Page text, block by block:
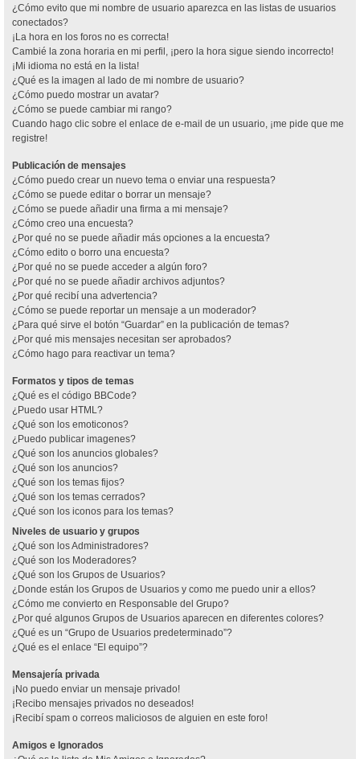
¿Cómo evito que mi nombre de usuario aparezca en las listas de usuarios
conectados?
¡La hora en los foros no es correcta!
Cambié la zona horaria en mi perfil, ¡pero la hora sigue siendo incorrecto!
¡Mi idioma no está en la lista!
¿Qué es la imagen al lado de mi nombre de usuario?
¿Cómo puedo mostrar un avatar?
¿Cómo se puede cambiar mi rango?
Cuando hago clic sobre el enlace de e-mail de un usuario, ¡me pide que me
registre!
Publicación de mensajes
¿Cómo puedo crear un nuevo tema o enviar una respuesta?
¿Cómo se puede editar o borrar un mensaje?
¿Cómo se puede añadir una firma a mi mensaje?
¿Cómo creo una encuesta?
¿Por qué no se puede añadir más opciones a la encuesta?
¿Cómo edito o borro una encuesta?
¿Por qué no se puede acceder a algún foro?
¿Por qué no se puede añadir archivos adjuntos?
¿Por qué recibí una advertencia?
¿Cómo se puede reportar un mensaje a un moderador?
¿Para qué sirve el botón “Guardar” en la publicación de temas?
¿Por qué mis mensajes necesitan ser aprobados?
¿Cómo hago para reactivar un tema?
Formatos y tipos de temas
¿Qué es el código BBCode?
¿Puedo usar HTML?
¿Qué son los emoticonos?
¿Puedo publicar imagenes?
¿Qué son los anuncios globales?
¿Qué son los anuncios?
¿Qué son los temas fijos?
¿Qué son los temas cerrados?
¿Qué son los iconos para los temas?
Niveles de usuario y grupos
¿Qué son los Administradores?
¿Qué son los Moderadores?
¿Qué son los Grupos de Usuarios?
¿Donde están los Grupos de Usuarios y como me puedo unir a ellos?
¿Cómo me convierto en Responsable del Grupo?
¿Por qué algunos Grupos de Usuarios aparecen en diferentes colores?
¿Qué es un “Grupo de Usuarios predeterminado”?
¿Qué es el enlace “El equipo”?
Mensajería privada
¡No puedo enviar un mensaje privado!
¡Recibo mensajes privados no deseados!
¡Recibí spam o correos maliciosos de alguien en este foro!
Amigos e Ignorados